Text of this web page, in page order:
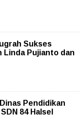
Sukses
Linda Pujianto dan
Pendidikan
84 Halsel